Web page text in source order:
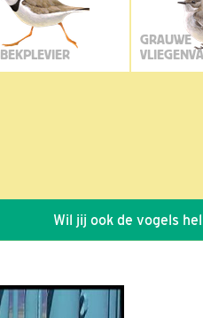
GRAUWE
Wil jij ook de vogels helpen: